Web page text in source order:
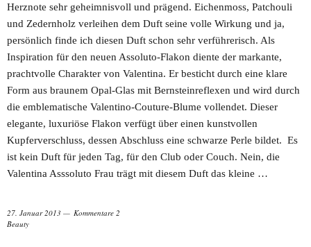
Herznote sehr geheimnisvoll und prägend. Eichenmoss, Patchouli
und Zedernholz verleihen dem Duft seine volle Wirkung und ja,
persönlich finde ich diesen Duft schon sehr verführerisch. Als
Inspiration für den neuen Assoluto-Flakon diente der markante,
prachtvolle Charakter von Valentina. Er besticht durch eine klare
Form aus braunem Opal-Glas mit Bernsteinreflexen und wird durch
die emblematische Valentino-Couture-Blume vollendet. Dieser
elegante, luxuriöse Flakon verfügt über einen kunstvollen
Kupferverschluss, dessen Abschluss eine schwarze Perle bildet. Es
ist kein Duft für jeden Tag, für den Club oder Couch. Nein, die
Valentina Asssoluto Frau trägt mit diesem Duft das kleine …
27. Januar 2013
Kommentare 2
Beauty